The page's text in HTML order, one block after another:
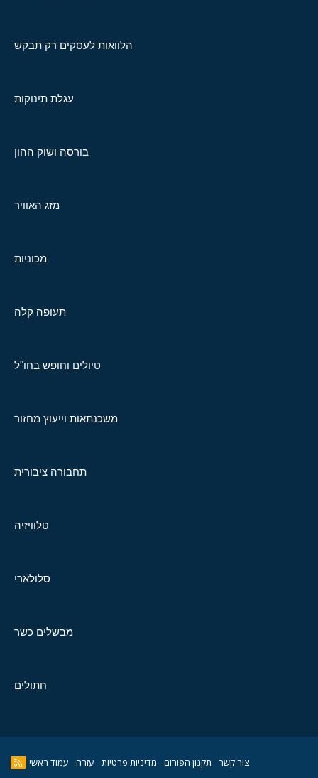
הלוואות לעסקים רק תבקש
עגלת תינוקות
בורסה ושוק ההון
מזג האוויר
מכוניות
תעופה קלה
טיולים וחופש בחו"ל
משכנתאות וייעוץ מחזור
תחבורה ציבורית
טלוויזיה
סלולארי
מבשלים כשר
חתולים
צור קשר תקנון הפורום מדיניות פרטיות עזרה עמוד ראשי